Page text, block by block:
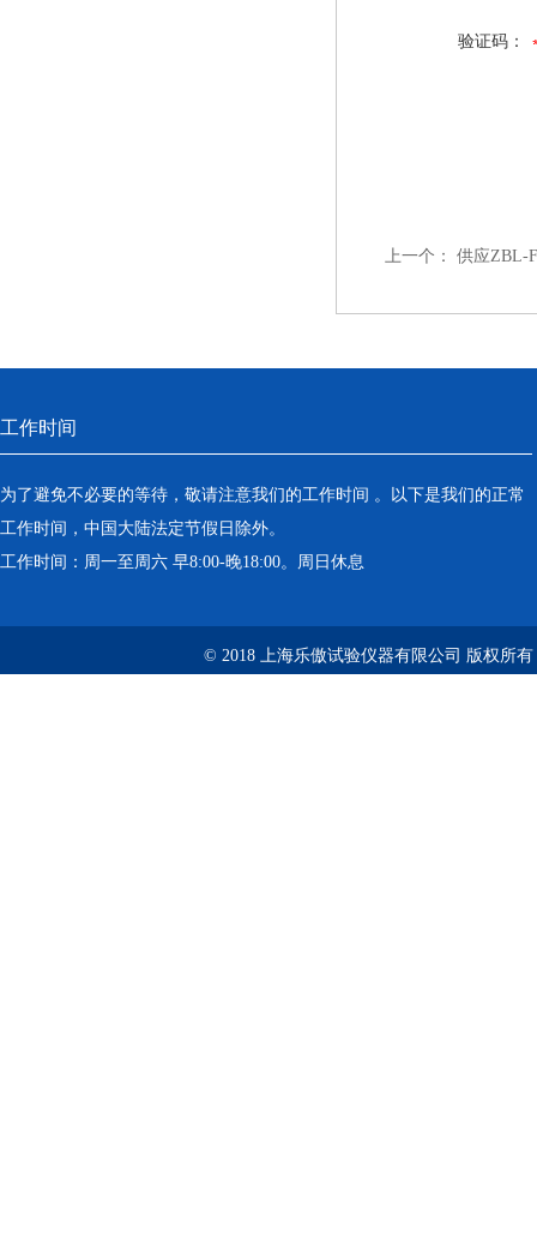
验证码：
上一个： 供应ZBL-
工作时间
为了避免不必要的等待，敬请注意我们的工作时间 。以下是我们的正常
工作时间，中国大陆法定节假日除外。
工作时间：周一至周六 早8:00-晚18:00。周日休息
© 2018 上海乐傲试验仪器有限公司 版权所